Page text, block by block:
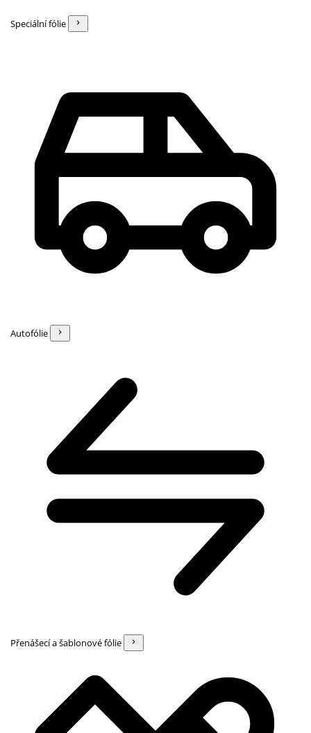
Speciální fólie
Autofólie
Přenášecí a šablonové fólie